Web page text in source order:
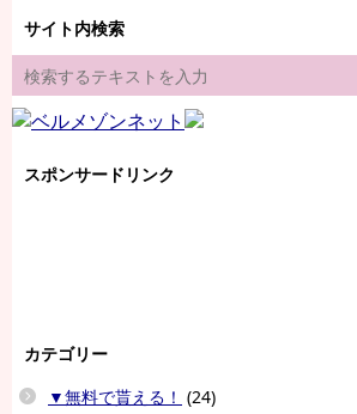
サイト内検索
スポンサードリンク
カテゴリー
▼無料で貰える！ (24)